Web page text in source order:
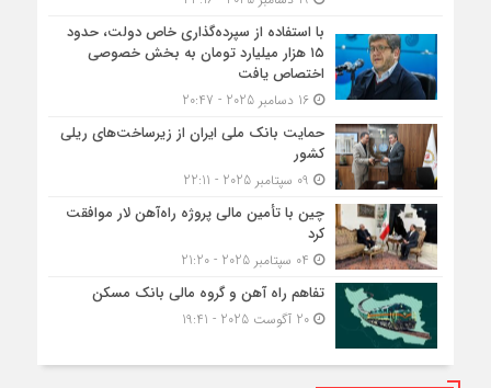
با استفاده از سپرده‌گذاری خاص دولت، حدود
۱۵ هزار میلیارد تومان به بخش خصوصی
اختصاص یافت
16 دسامبر 2025 - 20:47
حمایت بانک ملی ایران از زیرساخت‌های ریلی
کشور
چین با تأمین مالی پروژه راه‌آهن لار موافقت
کرد
تفاهم راه آهن و گروه مالی بانک مسکن
20 آگوست 2025 - 19:41